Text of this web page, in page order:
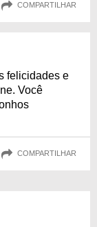
COMPARTILHAR
felicidades e
Você
COMPARTILHAR